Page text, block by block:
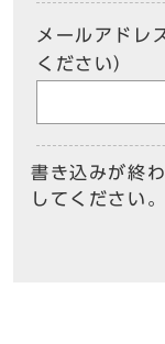
メールアドレ
ください）
書き込みが終
してください。